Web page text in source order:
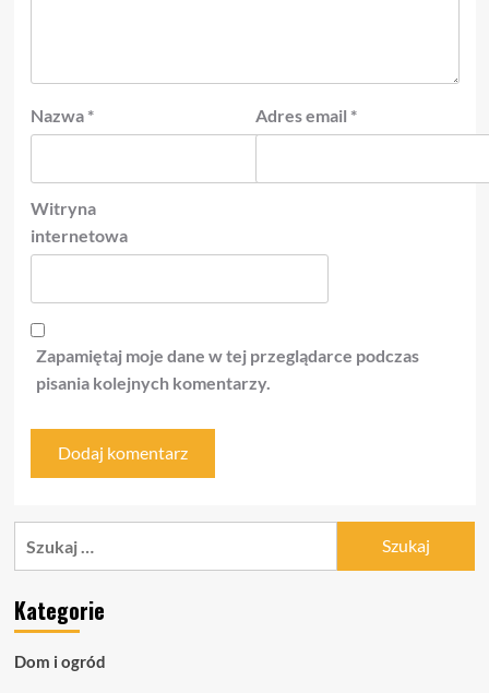
Nazwa * Adres email *
Witryna
internetowa
Zapamiętaj moje dane w tej przeglądarce podczas
pisania kolejnych komentarzy.
Kategorie
Dom i ogród